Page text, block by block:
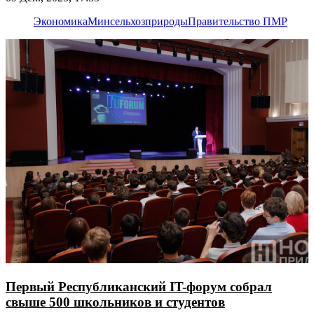
ЭкономикаМинсельхозприродыПравительство ПМР
Первый Республиканский IT-форум собрал
свыше 500 школьников и студентов